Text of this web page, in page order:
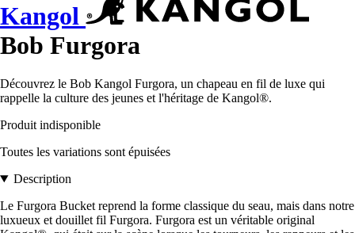
Kangol
Bob Furgora
Découvrez le Bob Kangol Furgora, un chapeau en fil de luxe qui
rappelle la culture des jeunes et l'héritage de Kangol®.
Produit indisponible
Toutes les variations sont épuisées
Description
Le Furgora Bucket reprend la forme classique du seau, mais dans notre
luxueux et douillet fil Furgora. Furgora est un véritable original